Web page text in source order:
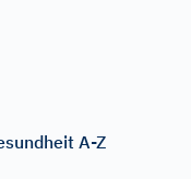
A-Z